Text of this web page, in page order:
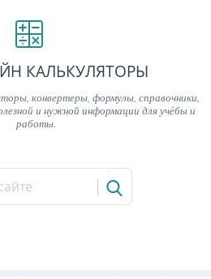
КАЛЬКУЛЯТОРЫ
конвертеры, формулы, справочники,
и нужной информации для учёбы и
работы.